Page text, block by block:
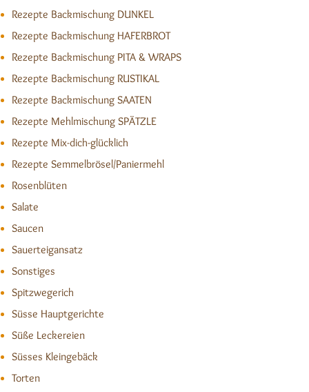
Rezepte Backmischung DUNKEL
Rezepte Backmischung HAFERBROT
Rezepte Backmischung PITA & WRAPS
Rezepte Backmischung RUSTIKAL
Rezepte Backmischung SAATEN
Rezepte Mehlmischung SPÄTZLE
Rezepte Mix-dich-glücklich
Rezepte Semmelbrösel/Paniermehl
Rosenblüten
Salate
Saucen
Sauerteigansatz
Sonstiges
Spitzwegerich
Süsse Hauptgerichte
Süße Leckereien
Süsses Kleingebäck
Torten